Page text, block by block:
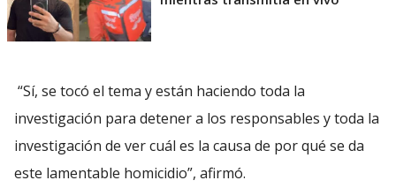
“Sí, se tocó el tema y están haciendo toda la
investigación para detener a los responsables y toda la
investigación de ver cuál es la causa de por qué se da
este lamentable homicidio”, afirmó.